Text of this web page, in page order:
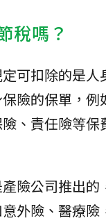
稅嗎？
可扣除的是人
險的保單，例
、責任險等保
險公司推出的
外險、醫療險